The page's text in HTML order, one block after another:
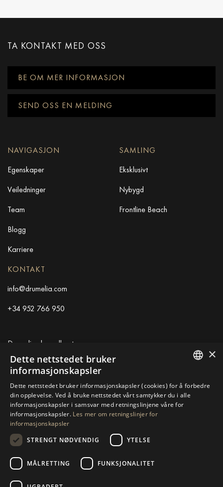
TA KONTAKT MED OSS
BE OM MER INFORMASJON
SEND OSS EN MELDING
NAVIGASJON
Egenskaper
Veiledninger
Team
Blogg
Karriere
SAMLING
Eksklusivt
Nybygd
Frontline Beach
KONTAKT
info@drumelia.com
+34 952 766 950
Drumelias hovedkontor
Centro de Negocios Puerta de Banus
Edificio B, Local 11
29660 Marbella
+34 952 766 950
info@drumelia.com
© 2026 Drumelia Real Estate.
informasjonskapsler
Linkedin Instagram Youtube
SPANISH
×
Dette nettstedet bruker
informasjonskapsler
Dette nettstedet bruker informasjonskapsler (cookies) for å forbedre
din opplevelse. Ved å bruke nettstedet vårt samtykker du i alle
informasjonskapsler i samsvar med retningslinjene våre for
informasjonskapsler. Les mer om retningslinjer for
informasjonskapsler
STRENGT NØDVENDIG
YTELSE
MÅLRETTING FUNKSJONALITET